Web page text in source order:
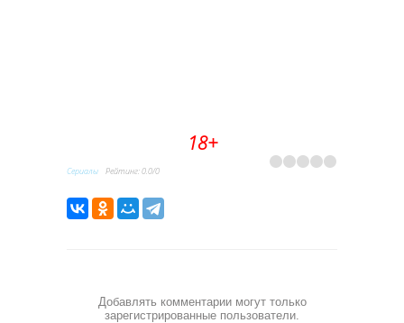
18+
Сериалы Рейтинг:0.0/0
Добавлять комментарии могут только
зарегистрированные пользователи.